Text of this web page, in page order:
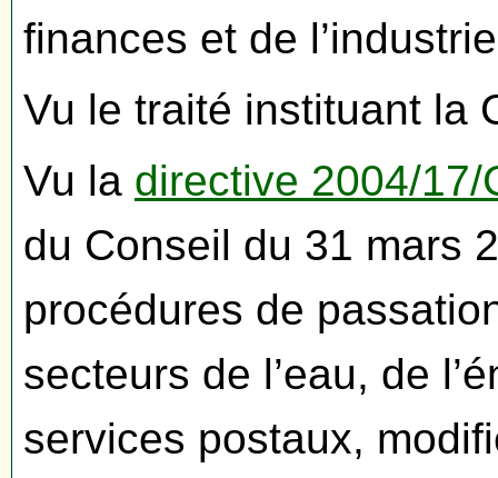
finances et de
Vu le traité instituant la
Vu la directive 2004/17/
du Conseil du 31 mars
procédures de
secteurs de l’eau, de
services postaux,